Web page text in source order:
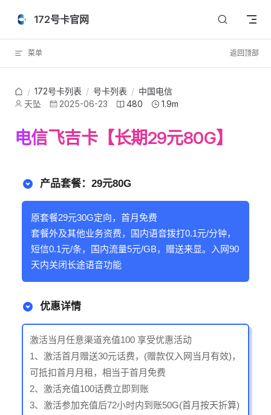
Skip to content
172号卡官网
菜单 返回顶部
/ 172号卡列表 / 号卡列表 / 中国电信
天坠
2025-06-23 480 1.9m
电信飞吉卡【长期29元80G】
产品套餐：29元80G
原套餐29元30G定向，首月免费
套餐外及其他业务资费，国内语音拨打0.1元/分钟，
短信0.1元/条，国内流量5元/GB，赠送来显。入网90
天内关闭长途语音功能
优惠详情
激活当月任意渠道充值100 享受优惠活动
1、激活首月赠送30元话费，(赠款仅入网当月有效)，
可抵扣首月月租，相当于首月免费
2、激活充值100话费立即到账
3、激活参加充值后72小时内到账50G(首月按天折算)